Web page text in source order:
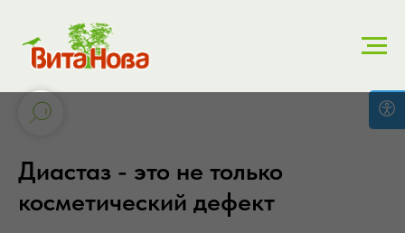
Диастаз - это не только
косметический дефект